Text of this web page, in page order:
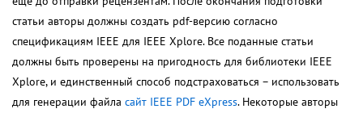
статьи авторы должны создать pdf-версию согласно
спецификациям IEEE для IEEE Xplore. Все поданные статьи
должны быть проверены на пригодность для библиотеки IEEE
Xplore, и единственный способ подстраховаться – использовать
для генерации файла сайт IEEE PDF eXpress. Некоторые авторы